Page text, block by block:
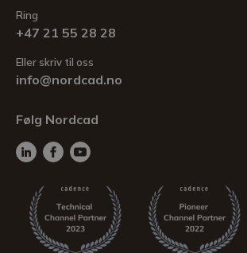
Ring
+47 21 55 28 28
Eller skriv til oss
info@nordcad.no
Følg Nordcad